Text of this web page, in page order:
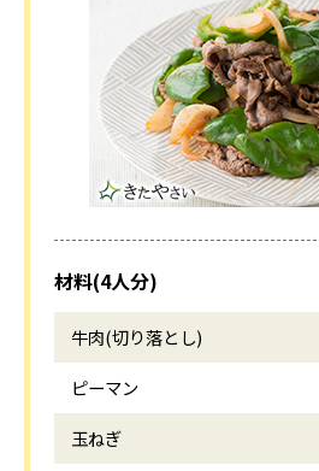
材料(4人分)
牛肉(切り落とし)
ピーマン
玉ねぎ